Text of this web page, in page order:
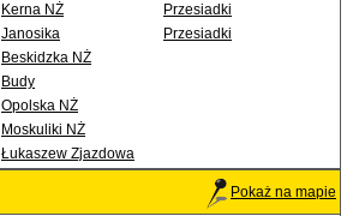
Kerna NŻ
Przesiadki
Janosika
Przesiadki
Beskidzka NŻ
Budy
Opolska NŻ
Moskuliki NŻ
Łukaszew Zjazdowa
Pokaż na mapie